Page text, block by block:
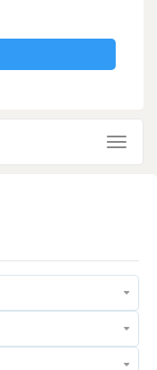
Toggle